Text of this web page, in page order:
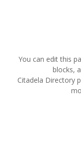
You can edit this
blocks,
Citadela Directory